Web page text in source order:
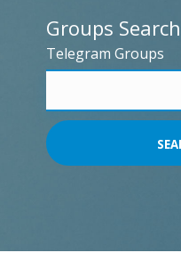
Groups Search
Telegram Groups